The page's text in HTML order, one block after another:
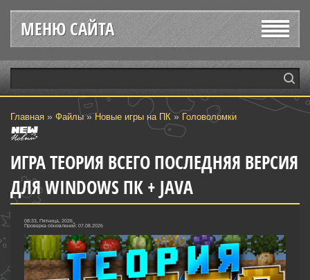
МЕНЮ САЙТА
Главная » Файлы»Новые игры на ПК » Головоломки‎
ИГРА ТЕОРИЯ ВСЕГО ПОСЛЕДНЯЯ ВЕРСИЯ
ДЛЯ WINDOWS ПК + JAVA
08:33, Пятница, 2026
Проверка обновлений: 07.08.2026